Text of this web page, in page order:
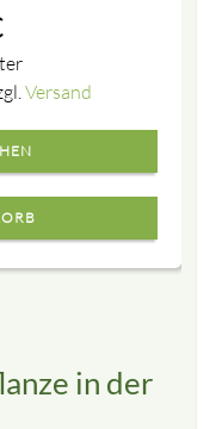
Versand
in der